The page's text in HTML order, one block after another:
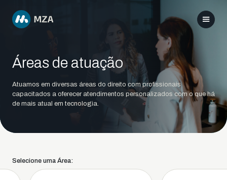
Áreas de atuação
Atuamos em diversas áreas do direito com profissionais
capacitados a oferecer atendimentos personalizados com o que há
de mais atual em tecnologia.
Selecione uma Área: